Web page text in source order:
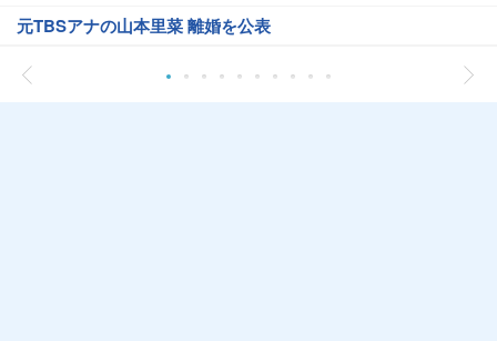
元TBSアナの山本里菜 離婚を公表